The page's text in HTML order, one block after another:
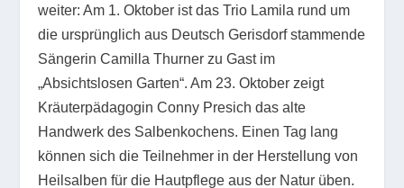
weiter: Am 1. Oktober ist das Trio Lamila rund um
die ursprünglich aus Deutsch Gerisdorf stammende
Sängerin Camilla Thurner zu Gast im
„Absichtslosen Garten“. Am 23. Oktober zeigt
Kräuterpädagogin Conny Presich das alte
Handwerk des Salbenkochens. Einen Tag lang
können sich die Teilnehmer in der Herstellung von
Heilsalben für die Hautpflege aus der Natur üben.